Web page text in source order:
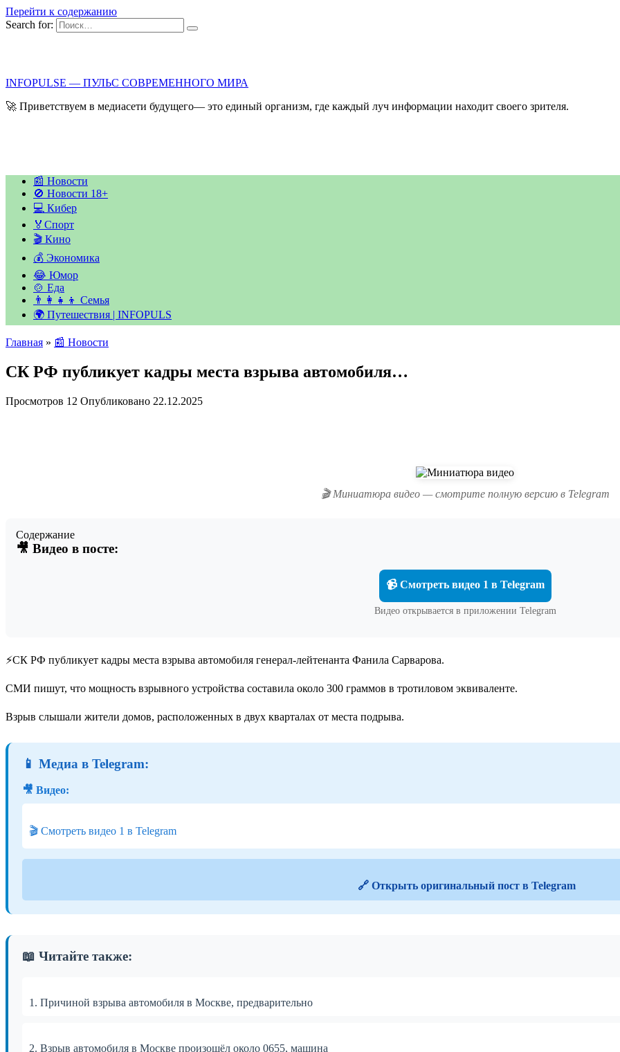
Перейти к содержанию
Search for:
INFOPULSE — ПУЛЬС СОВРЕМЕННОГО МИРА
🚀 Приветствуем в медиасети будущего— это единый организм, где каждый луч информации находит своего зрителя.
📰 Новости
🚫 Новости 18+
💻 Кибер
🏅Спорт
🎬 Кино
💰 Экономика
😂 Юмор
🍲 Еда
👨‍👩‍👧‍👦 Семья
🌍 Путешествия | INFOPULS
Главная » 📰 Новости
СК РФ публикует кадры места взрыва автомобиля…
Просмотров 12 Опубликовано 22.12.2025
🎬 Миниатюра видео — смотрите полную версию в Telegram
Содержание
🎥 Видео в посте:
📹 Смотреть видео 1 в Telegram
Видео открывается в приложении Telegram
⚡️СК РФ публикует кадры места взрыва автомобиля генерал-лейтенанта Фанила Сарварова.
СМИ пишут, что мощность взрывного устройства составила около 300 граммов в тротиловом эквиваленте.
Взрыв слышали жители домов, расположенных в двух кварталах от места подрыва.
📱 Медиа в Telegram:
🎥 Видео:
🎬 Смотреть видео 1 в Telegram
🔗 Открыть оригинальный пост в Telegram
📖 Читайте также:
1. Причиной взрыва автомобиля в Москве, предварительно
2. Взрыв автомобиля в Москве произошёл около 0655, машина